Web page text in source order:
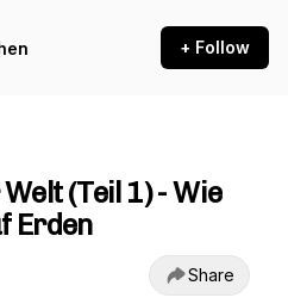
+ Follow
(Teil 1) - Wie
Erden
Share